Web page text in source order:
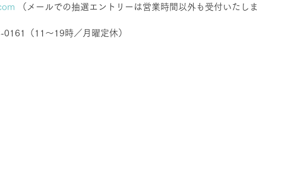
（メールでの抽選エントリーは営業時間以外も受付いたしま
（11～19時／月曜定休）